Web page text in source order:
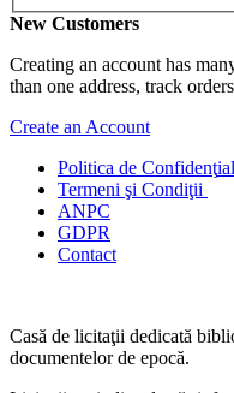
New Customers
Creating an account has
than one address, track
Create an Account
Politica de Confidenţ
Termeni şi Condiţii
ANPC
GDPR
Contact
Casă de licitaţii dedicată
documentelor de epocă.